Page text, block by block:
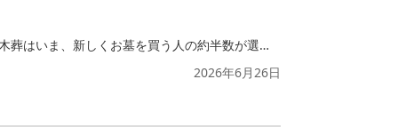
この記事では、樹木葬で後悔しやすいポイントと、それを防ぐための方法を紹介します。樹木葬はいま、新しくお墓を買う人の約半数が選ぶほど人気です。ところが「実際にやってみて後悔した」という声は、あまり世の中に出回っていません。なぜ人気なのに体験談が少ないのか、その背景にも触れながら解説していきます。
2026年6月26日